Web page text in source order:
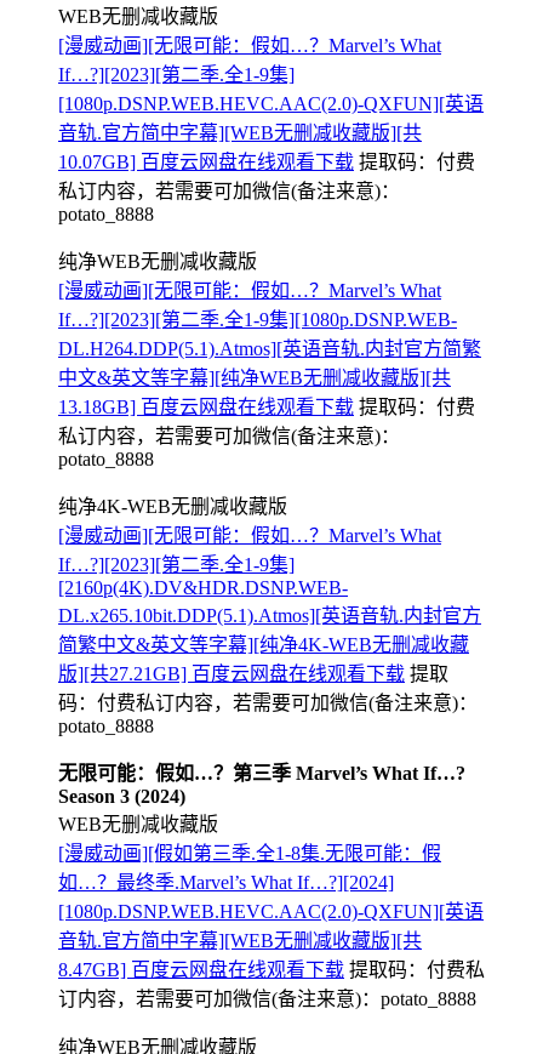
WEB无删减收藏版
[漫威动画][无限可能：假如…？Marvel’s What
If…?][2023][第二季.全1-9集]
[1080p.DSNP.WEB.HEVC.AAC(2.0)-QXFUN][英语
音轨.官方简中字幕][WEB无删减收藏版][共
10.07GB] 百度云网盘在线观看下载 提取码： 付费
私订内容，若需要可加微信(备注来意)：
potato_8888
纯净WEB无删减收藏版
[漫威动画][无限可能：假如…？Marvel’s What
If…?][2023][第二季.全1-9集][1080p.DSNP.WEB-
DL.H264.DDP(5.1).Atmos][英语音轨.内封官方简繁
中文&英文等字幕][纯净WEB无删减收藏版][共
13.18GB] 百度云网盘在线观看下载 提取码： 付费
私订内容，若需要可加微信(备注来意)：
potato_8888
纯净4K-WEB无删减收藏版
[漫威动画][无限可能：假如…？Marvel’s What
If…?][2023][第二季.全1-9集]
[2160p(4K).DV&HDR.DSNP.WEB-
DL.x265.10bit.DDP(5.1).Atmos][英语音轨.内封官方
简繁中文&英文等字幕][纯净4K-WEB无删减收藏
版][共27.21GB] 百度云网盘在线观看下载 提取
码： 付费私订内容，若需要可加微信(备注来意)：
potato_8888
无限可能：假如…？第三季 Marvel’s What If…?
Season 3 (2024)
WEB无删减收藏版
[漫威动画][假如第三季.全1-8集.无限可能：假
如…？最终季.Marvel’s What If…?][2024]
[1080p.DSNP.WEB.HEVC.AAC(2.0)-QXFUN][英语
音轨.官方简中字幕][WEB无删减收藏版][共
8.47GB] 百度云网盘在线观看下载 提取码： 付费私
订内容，若需要可加微信(备注来意)：potato_8888
纯净WEB无删减收藏版